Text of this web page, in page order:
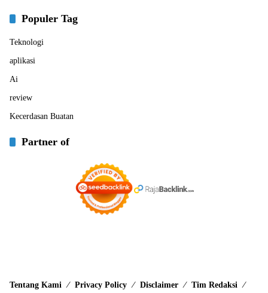
Populer Tag
Teknologi
aplikasi
Ai
review
Kecerdasan Buatan
Partner of
Tentang Kami Privacy Policy Disclaimer Tim Redaksi